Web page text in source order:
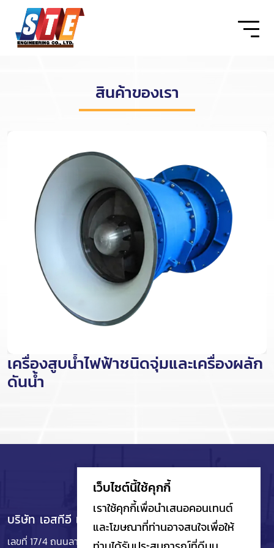
สินค้าของเรา
เครื่องสูบน้ำไฟฟ้าชนิดจุ่มและเครื่องผลัก
ดันน้ำ
บริษัท เอสทีอี เอนจิเนียริ่ง จำกัด
เลขที่ 17/4 ถนนลาดพร้าว ซอยลาดพร้าว 101แยก 48 (บ่อปลา)
เว็บไซต์นี้ใช้คุกกี้
เราใช้คุกกี้เพื่อนำเสนอคอนเทนต์
และโฆษณาที่ท่านอาจสนใจเพื่อให้